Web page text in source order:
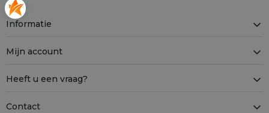
Informatie
Mijn account
Heeft u een vraag?
Contact